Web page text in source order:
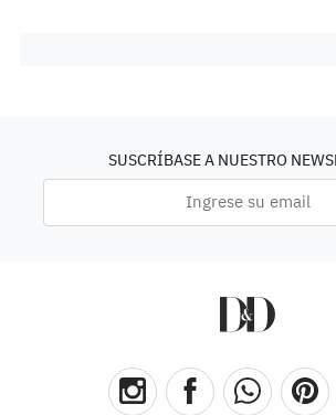
SUSCRÍBASE A NUESTRO